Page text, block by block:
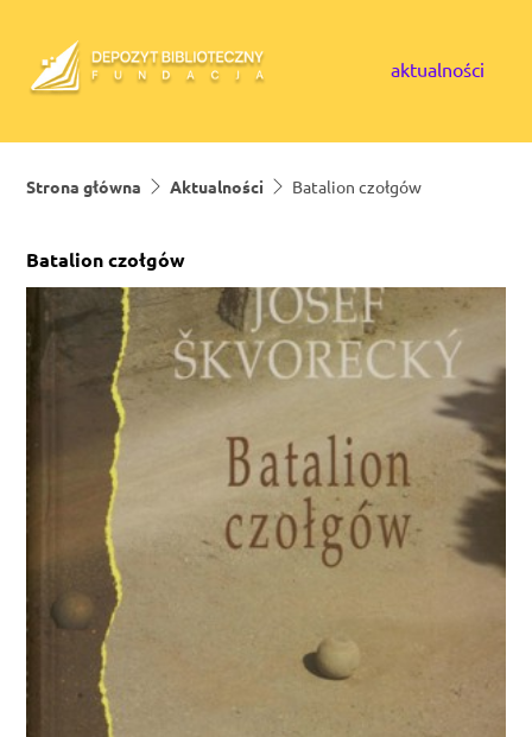
aktualności
Strona główna Aktualności Batalion czołgów
Batalion czołgów